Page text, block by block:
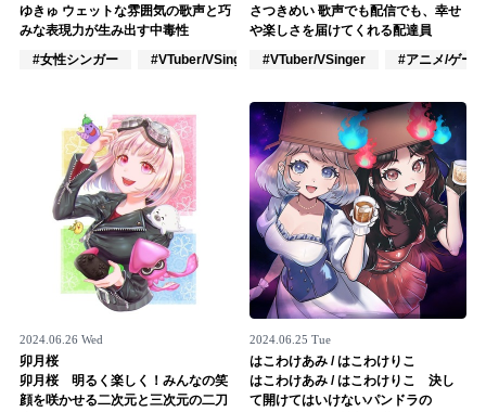
ゆきゅ ウェットな雰囲気の歌声と巧
みな表現力が生み出す中毒性
#女性シンガー
#VTuber/VSinger #アニメ/ゲーム
さつきめい 歌声でも配信でも、幸せ
や楽しさを届けてくれる配達員
#VTuber/VSinger
#アニメ/ゲーム
2024.06.26 Wed
卯月桜
卯月桜 明るく楽しく！みんなの笑
顔を咲かせる二次元と三次元の二刀
2024.06.25 Tue
はこわけあみ / はこわけりこ
はこわけあみ / はこわけりこ 決し
て開けてはいけないパンドラの